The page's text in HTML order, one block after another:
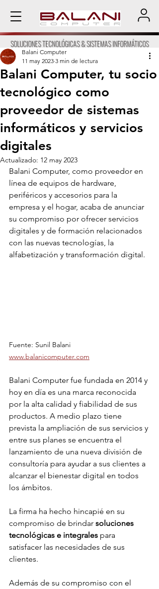
SOLUCIONES TECNOLÓGICAS & SISTEMAS INFORMÁTICOS
Balani Computer, tu socio
tecnológico como
proveedor de sistemas
informáticos y servicios
digitales
Balani Computer
11 may 2023 3 min de lectura
Actualizado: 12 may 2023
Balani Computer, como proveedor en
línea de equipos de hardware,
periféricos y accesorios para la
empresa y el hogar, acaba de anunciar
su compromiso por ofrecer servicios
digitales y de formación relacionados
con las nuevas tecnologías, la
alfabetización y transformación digital.
Fuente: Sunil Balani
www.balanicomputer.com
Balani Computer fue fundada en 2014 y
hoy en día es una marca reconocida
por la alta calidad y fiabilidad de sus
productos. A medio plazo tiene
prevista la ampliación de sus servicios y
entre sus planes se encuentra el
lanzamiento de una nueva división de
consultoría para ayudar a sus clientes a
alcanzar el bienestar digital en todos
los ámbitos.
La firma ha hecho hincapié en su
compromiso de brindar soluciones
tecnológicas e integrales para
satisfacer las necesidades de sus
clientes.
Además de su compromiso con el